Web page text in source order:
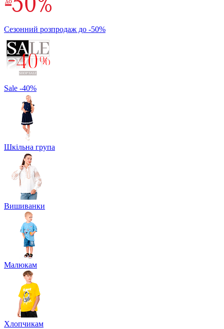
Сезонний розпродаж до -50%
Sale -40%
Шкільна група
Вишиванки
Малюкам
Хлопчикам